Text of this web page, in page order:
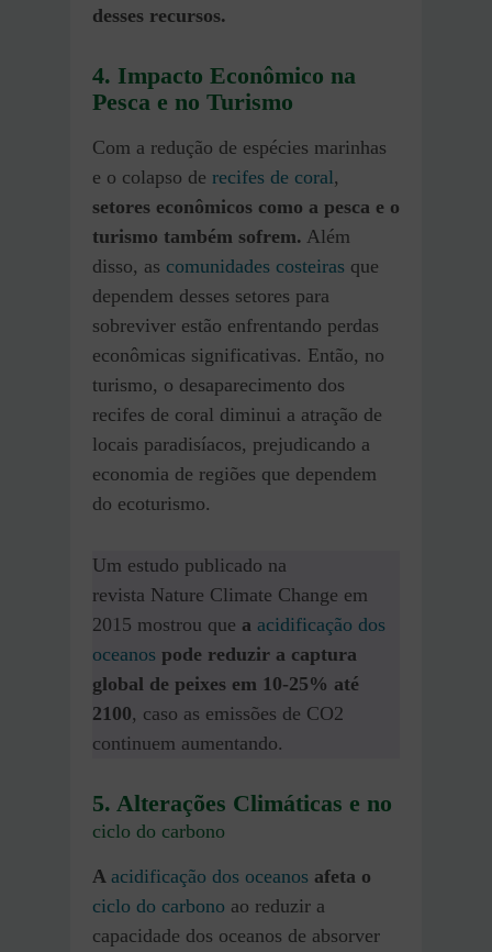
desses recursos.
4. Impacto Econômico na
Pesca e no Turismo
Com a redução de espécies marinhas
e o colapso de recifes de coral,
setores econômicos como a pesca e o
turismo também sofrem. Além
disso, as comunidades costeiras que
dependem desses setores para
sobreviver estão enfrentando perdas
econômicas significativas. Então, no
turismo, o desaparecimento dos
recifes de coral diminui a atração de
locais paradisíacos, prejudicando a
economia de regiões que dependem
do ecoturismo.
Um estudo publicado na
revista Nature Climate Change em
2015 mostrou que a acidificação dos
oceanos pode reduzir a captura
global de peixes em 10-25% até
2100, caso as emissões de CO2
continuem aumentando.
5. Alterações Climáticas e no
ciclo do carbono
A acidificação dos oceanos afeta o
ciclo do carbono ao reduzir a
capacidade dos oceanos de absorver